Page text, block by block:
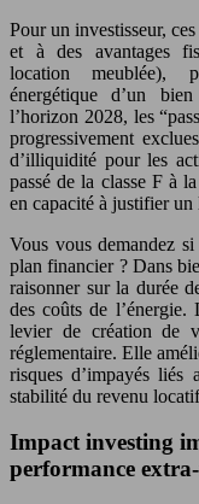
Pour un investisseur,
et à des avantages
location meublée),
énergétique d’un
l’horizon 2028, les
progressivement
d’illiquidité pour les
passé de la classe F à
en capacité à justifier
Vous vous demandez
plan financier ? Dans
raisonner sur la durée
des coûts de
levier de création de
réglementaire. Elle
risques d’impayés liés
stabilité du revenu
Impact investing
performance